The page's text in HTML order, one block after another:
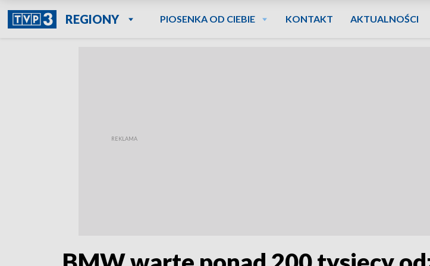
REGIONY PIOSENKA OD CIEBIE KONTAKT AKTUALNOŚCI